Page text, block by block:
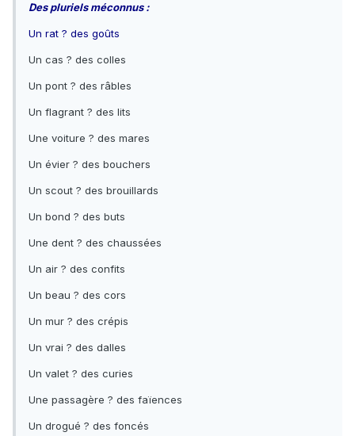
Des pluriels méconnus :
Un rat ? des goûts
Un cas ? des colles
Un pont ? des râbles
Un flagrant ? des lits
Une voiture ? des mares
Un évier ? des bouchers
Un scout ? des brouillards
Un bond ? des buts
Une dent ? des chaussées
Un air ? des confits
Un beau ? des cors
Un mur ? des crépis
Un vrai ? des dalles
Un valet ? des curies
Une passagère ? des faïences
Un drogué ? des foncés